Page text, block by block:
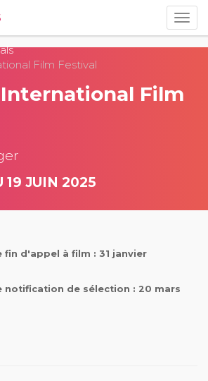
Film Festival
Film
19 JUIN 2025
fin d'appel à film : 31 janvier
notification de sélection : 20 mars